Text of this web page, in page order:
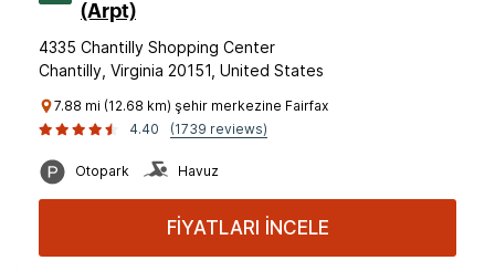
(Arpt)
4335 Chantilly Shopping Center
Chantilly, Virginia 20151, United States
7.88 mi (12.68 km) şehir merkezine Fairfax
4.40
(1739 reviews)
Otopark Havuz
FİYATLARI İNCELE